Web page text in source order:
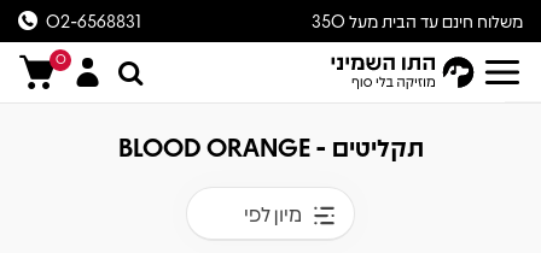
משלוח חינם עד הבית מעל 350
ש״ח
02-6568831
0
תקליטים - BLOOD ORANGE
מיון לפי